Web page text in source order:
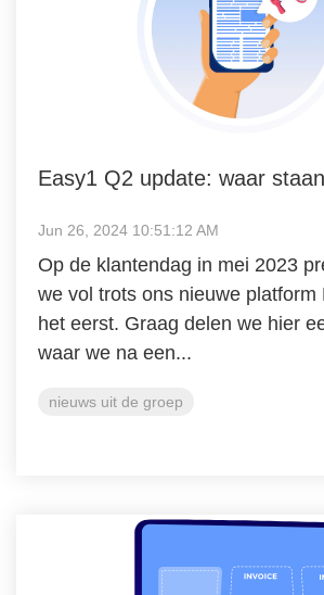
Easy1 Q2 update: waar
Jun 26, 2024 10:51:12 AM
Op de klantendag in mei 2023
we vol trots ons nieuwe platform
het eerst. Graag delen we hier
waar we na een...
nieuws uit de groep